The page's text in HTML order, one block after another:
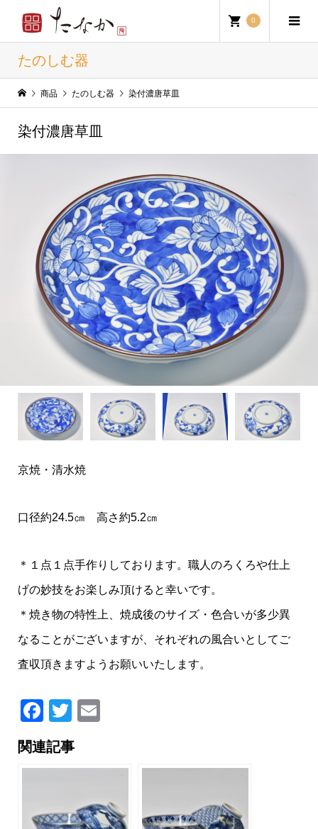
0
たのしむ器
商品 たのしむ器 染付濃唐草皿
染付濃唐草皿
京焼・清水焼
口径約24.5㎝ 高さ約5.2㎝
＊１点１点手作りしております。職人のろくろや仕上
げの妙技をお楽しみ頂けると幸いです。
＊焼き物の特性上、焼成後のサイズ・色合いが多少異
なることがございますが、それぞれの風合いとしてご
査収頂きますようお願いいたします。
Facebook
Twitter
関連記事